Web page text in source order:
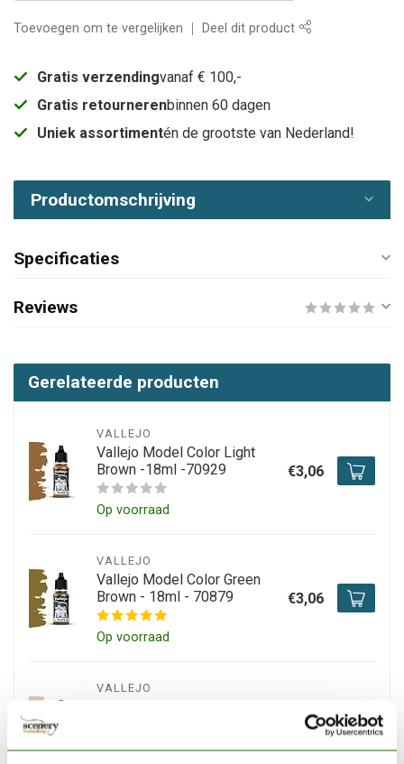
Toevoegen om te vergelijken Deel dit product
Gratis verzendingvanaf € 100,-
Gratis retournerenbinnen 60 dagen
Uniek assortimentén de grootste van Nederland!
Productomschrijving
Specificaties
Reviews
Gerelateerde producten
VALLEJO
Vallejo Model Color Light
Brown -18ml -70929
Op voorraad
€3,06
VALLEJO
Vallejo Model Color Green
Brown - 18ml - 70879
Op voorraad
€3,06
VALLEJO
€3,06